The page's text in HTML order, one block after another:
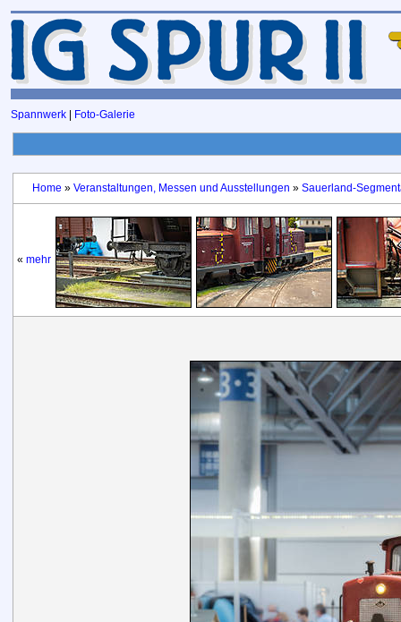
Spannwerk Foto-Galerie
Home » Veranstaltungen, Messen und Ausstellungen » Sauerland-
« mehr